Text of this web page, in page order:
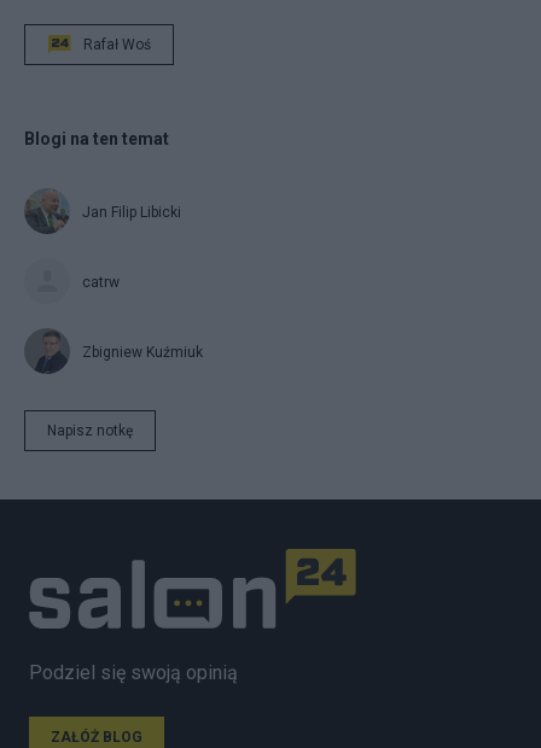
Rafał Woś
Blogi na ten temat
Jan Filip Libicki
catrw
Zbigniew Kuźmiuk
Napisz notkę
Podziel się swoją opinią
ZAŁÓŻ BLOG